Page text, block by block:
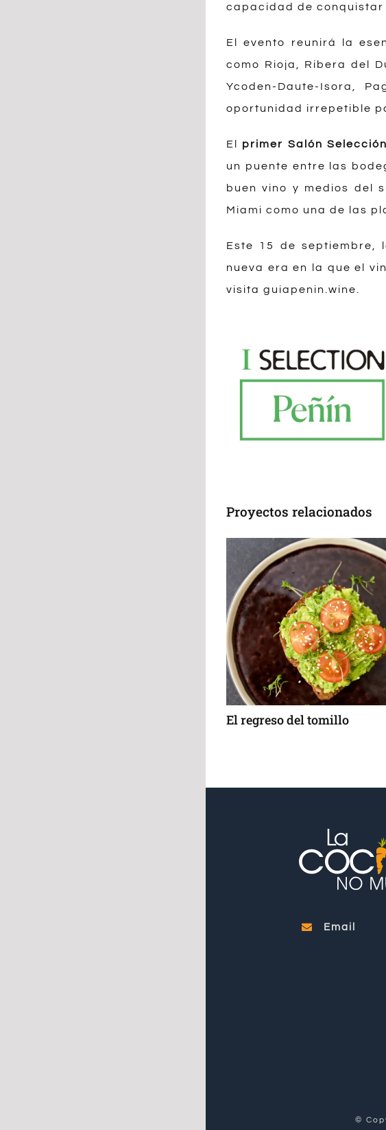
capacidad de conquistar
El evento reunirá la
como Rioja, Ribera del
Ycoden-Daute-Isora,
oportunidad irrepetible
El primer Salón
un puente entre las
buen vino y medios del
Miami como una de las
Este 15 de septiembre,
nueva era en la que el
visita guiapenin.wine
Proyectos relacionados
Brindar con
Email
©